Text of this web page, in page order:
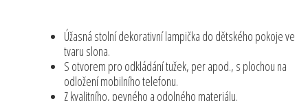
Úžasná stolní dekorativní lampička do dětského pokoje ve
tvaru slona.
S otvorem pro odkládání tužek, per apod., s plochou na
odložení mobilního telefonu.
Z kvalitního, pevného a odolného materiálu.